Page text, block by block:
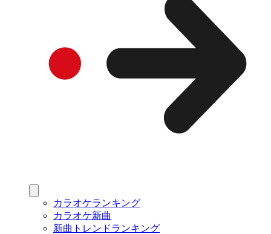
カラオケランキング
カラオケ新曲
新曲トレンドランキング